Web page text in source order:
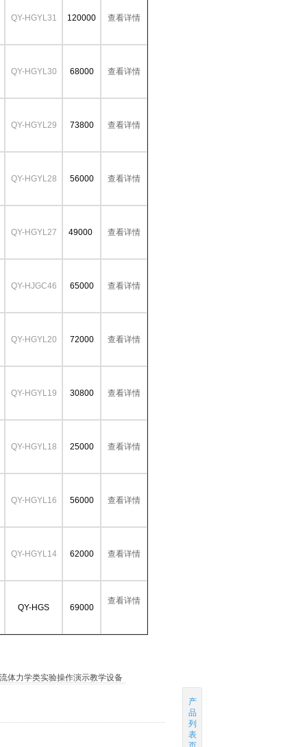
QY-HGYL31 120000 查看详情
QY-HGYL30 68000 查看详情
QY-HGYL29 73800 查看详情
QY-HGYL28 56000 查看详情
QY-HGYL27 49000 查看详情
QY-HJGC46 65000 查看详情
QY-HGYL20 72000 查看详情
QY-HGYL19 30800 查看详情
QY-HGYL18 25000 查看详情
QY-HGYL16 56000 查看详情
QY-HGYL14 62000 查看详情
QY-HGS 69000
查看详情
流体力学类实验操作演示教学设备
产
品
列
表